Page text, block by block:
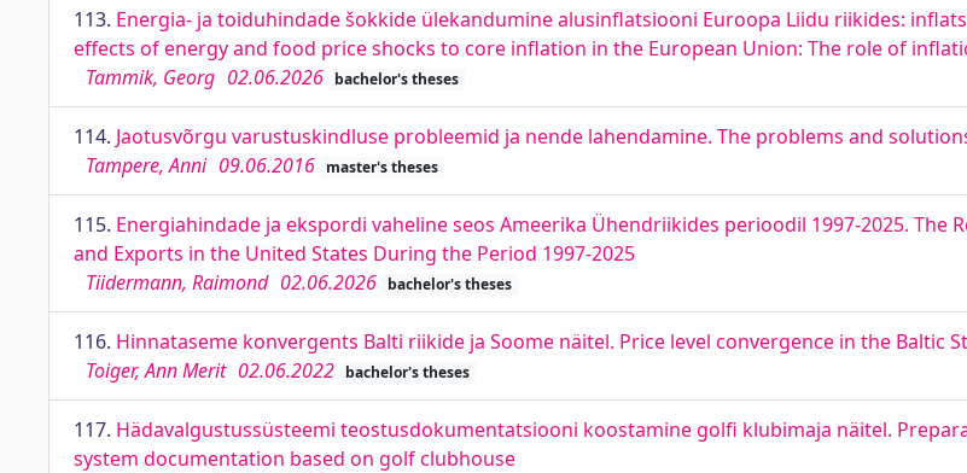
113. Energia- ja toiduhindade šokkide ülekandumine alusinflatsiooni Euroopa Liidu riikides:
effects of energy and food price shocks to core inflation in the European Union: The role of
Tammik, Georg 02.06.2026 bachelor's theses
114. Jaotusvõrgu varustuskindluse probleemid ja nende lahendamine. The problems and
Tampere, Anni 09.06.2016 master's theses
115. Energiahindade ja ekspordi vaheline seos Ameerika Ühendriikides perioodil 1997-2025. The
and Exports in the United States During the Period 1997-2025
Tiidermann, Raimond 02.06.2026 bachelor's theses
116. Hinnataseme konvergents Balti riikide ja Soome näitel. Price level convergence in the Baltic
Toiger, Ann Merit 02.06.2022 bachelor's theses
117. Hädavalgustussüsteemi teostusdokumentatsiooni koostamine golfi klubimaja näitel.
system documentation based on golf clubhouse